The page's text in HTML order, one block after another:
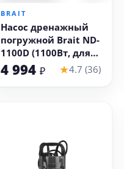
BRAIT
Насос дренажный
погружной Brait ND-
1100D (1100Вт, для
грязной воды)
4 994₽ ★4.7 (36)